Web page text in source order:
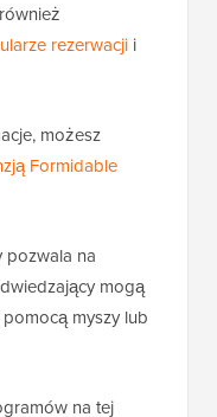
rezerwacji i
możesz
Formidable
pozwala na
mogą
myszy lub
na tej